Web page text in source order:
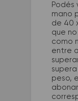
Podés
mano
de 40
que
como
entre
peso,